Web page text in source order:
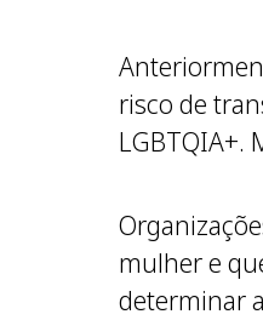
risco de
LGBTQIA+.
mulher e
determinar